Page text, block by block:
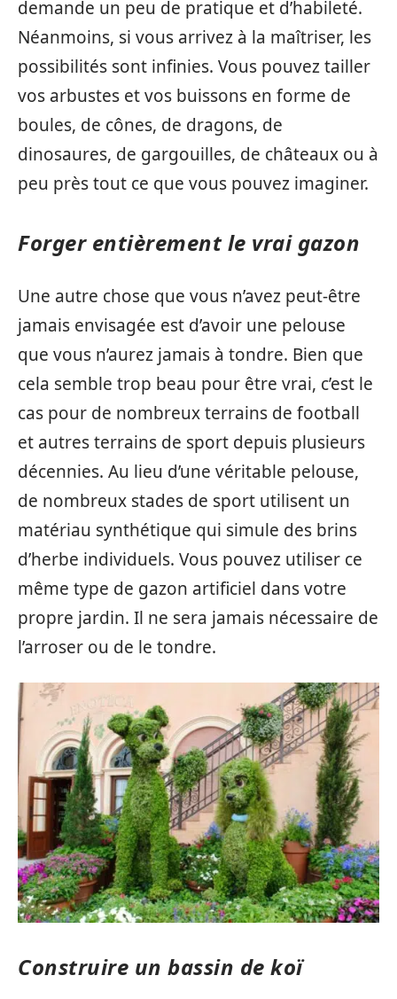
demande un peu de pratique et d’habileté.
Néanmoins, si vous arrivez à la maîtriser, les
possibilités sont infinies. Vous pouvez tailler
vos arbustes et vos buissons en forme de
boules, de cônes, de dragons, de
dinosaures, de gargouilles, de châteaux ou à
peu près tout ce que vous pouvez imaginer.
Forger entièrement le vrai gazon
Une autre chose que vous n’avez peut-être
jamais envisagée est d’avoir une pelouse
que vous n’aurez jamais à tondre. Bien que
cela semble trop beau pour être vrai, c’est le
cas pour de nombreux terrains de football
et autres terrains de sport depuis plusieurs
décennies. Au lieu d’une véritable pelouse,
de nombreux stades de sport utilisent un
matériau synthétique qui simule des brins
d’herbe individuels. Vous pouvez utiliser ce
même type de gazon artificiel dans votre
propre jardin. Il ne sera jamais nécessaire de
l’arroser ou de le tondre.
Construire un bassin de koï